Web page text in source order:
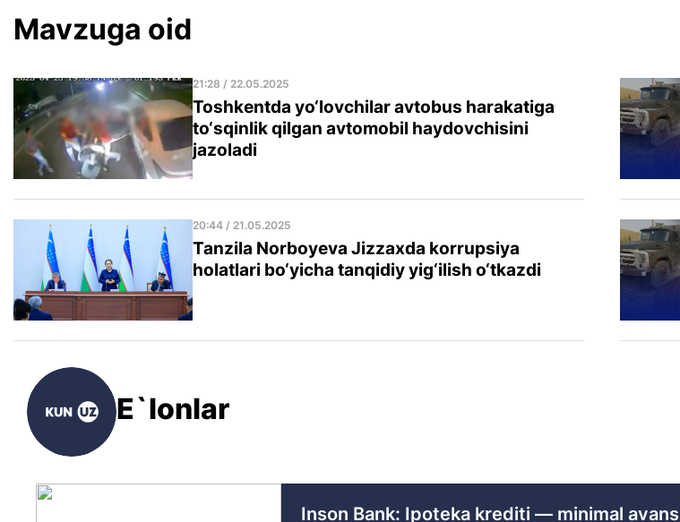
Mavzuga oid
21:28 / 22.05.2025
Toshkentda yo‘lovchilar avtobus harakatiga
to‘sqinlik qilgan avtomobil haydovchisini
jazoladi
20:44 / 21.05.2025
Tanzila Norboyeva Jizzaxda korrupsiya
holatlari bo‘yicha tanqidiy yig‘ilish o‘tkazdi
E`lonlar
Inson Bank: Ipoteka krediti — minimal avans